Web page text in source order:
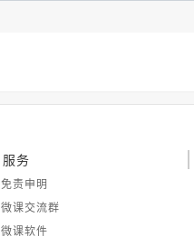
服务
免责申明
微课交流群
微课软件